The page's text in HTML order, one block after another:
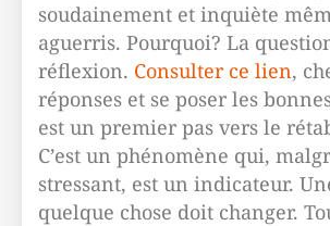
soudainement et inquiète
aguerris. Pourquoi? La
réflexion. Consulter ce lien,
réponses et se poser les
est un premier pas vers le
C’est un phénomène qui,
stressant, est un indicateur.
quelque chose doit changer.